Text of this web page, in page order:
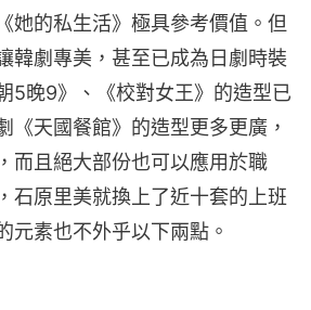
她的私生活》極具參考價值。但
韓劇專美，甚至已成為日劇時裝
5晚9》、《校對女王》的造型已
《天國餐館》的造型更多更廣，
而且絕大部份也可以應用於職
石原里美就換上了近十套的上班
元素也不外乎以下兩點。